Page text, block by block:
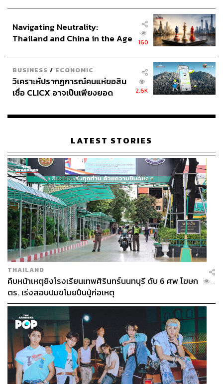
Navigating Neutrality:
Thailand and China in the Age
160
BUSINESS / ECONOMIC
วิเคราะห์ปรากฏการณ์คนแห่ขอสิน
เชื่อ CLICX อาจเป็นเพียงยอด
เรือนไทยที่ถูกซุกไว้
2.6K
LATEST STORIES
THAILAND
คืบหน้าเหตุยิงโรงเรียนเทพศิรินทร์นนทบุรี ดับ 6 ศพ โฆษก
ตร. เร่งสอบปมขโมยปืนปู่ก่อเหตุ
...